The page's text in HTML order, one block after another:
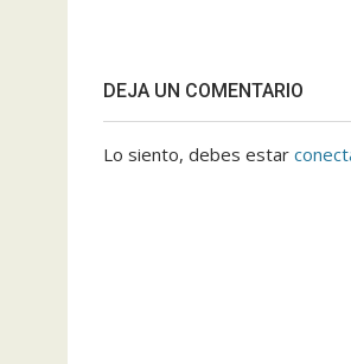
DEJA UN COMENTARIO
Lo siento, debes estar